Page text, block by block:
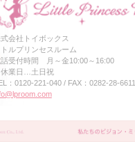
会社トイボックス
トルプリンセスルーム
話受付時間 月～金10:00～16:00
業日…土日祝
：0120-221-040 / FAX：0282-28-6611